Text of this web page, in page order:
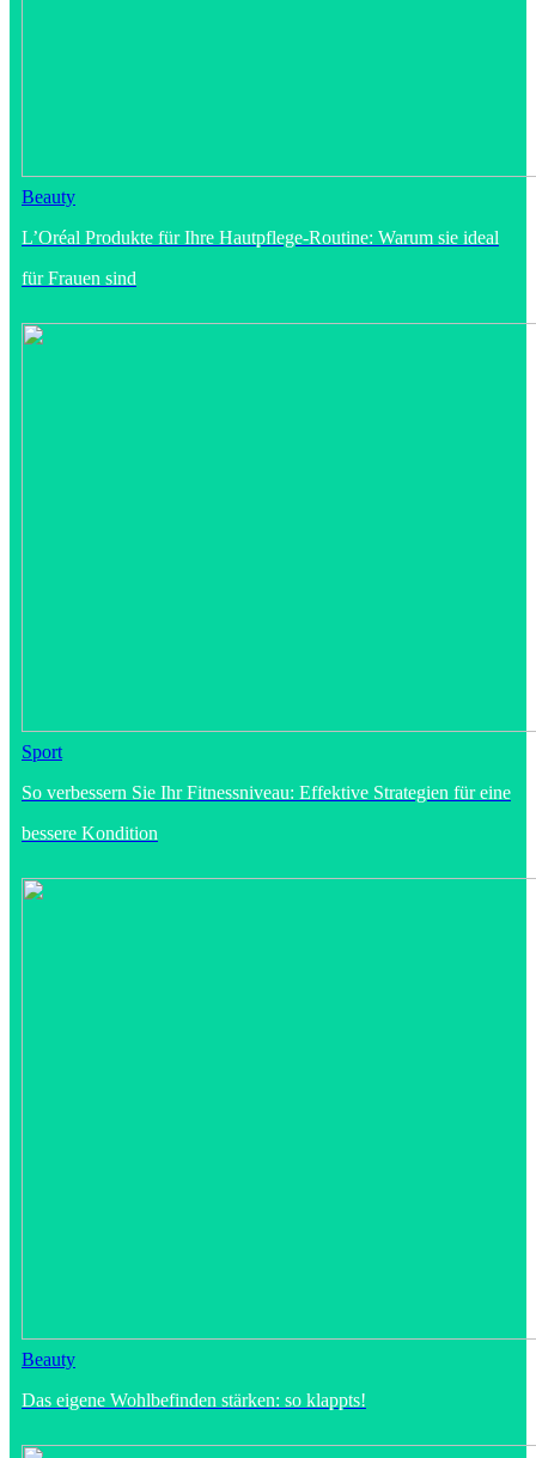
Beauty
L’Oréal Produkte für Ihre Hautpflege-Routine: Warum sie ideal
für Frauen sind
Sport
So verbessern Sie Ihr Fitnessniveau: Effektive Strategien für eine
bessere Kondition
Beauty
Das eigene Wohlbefinden stärken: so klappts!